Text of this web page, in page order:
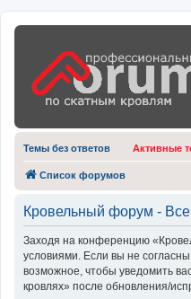
Темы без ответов Активные
Список форумов
Кровельный форум -
Заходя на конференцию
условиями. Если вы не
возможное, чтобы уведомить
кровлях» после обновления/